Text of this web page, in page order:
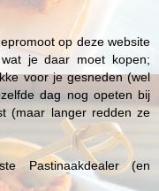
op deze website
je daar moet kopen;
voor je gesneden (wel
dag nog opeten bij
(maar langer redden ze
Pastinaakdealer (en